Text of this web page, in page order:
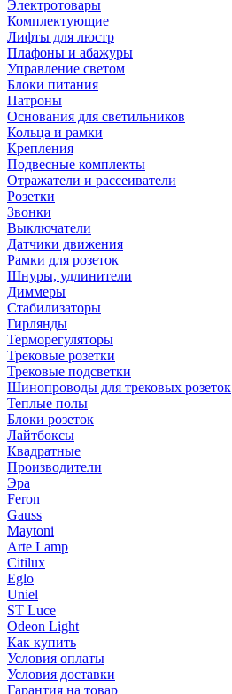
Электротовары
Комплектующие
Лифты для люстр
Плафоны и абажуры
Управление светом
Блоки питания
Патроны
Основания для светильников
Кольца и рамки
Крепления
Подвесные комплекты
Отражатели и рассеиватели
Розетки
Звонки
Выключатели
Датчики движения
Рамки для розеток
Шнуры, удлинители
Диммеры
Стабилизаторы
Гирлянды
Терморегуляторы
Трековые розетки
Трековые подсветки
Шинопроводы для трековых розеток
Теплые полы
Блоки розеток
Лайтбоксы
Квадратные
Производители
Эра
Feron
Gauss
Maytoni
Arte Lamp
Citilux
Eglo
Uniel
ST Luce
Odeon Light
Как купить
Условия оплаты
Условия доставки
Гарантия на товар